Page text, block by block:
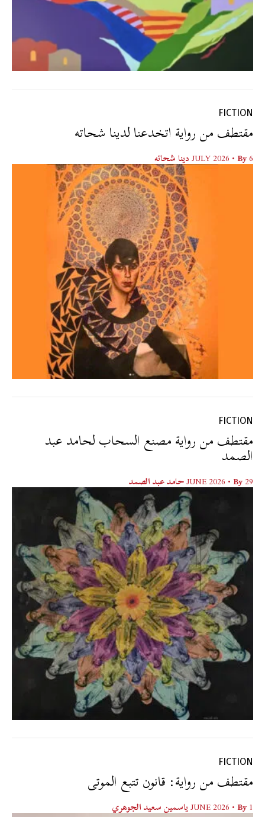
FICTION
مقتطف من رواية اتخدعنا لدينا شحاته
6 JULY 2026
• By دينا شحاته
FICTION
مقتطف من رواية مصنع السحاب لحامد عبد
الصمد
29 JUNE 2026
• By حامد عبد الصمد
FICTION
مقتطف من رواية: قانون تتبع الموتى
1 JUNE 2026
• By ياسمين سعيد الجوهري